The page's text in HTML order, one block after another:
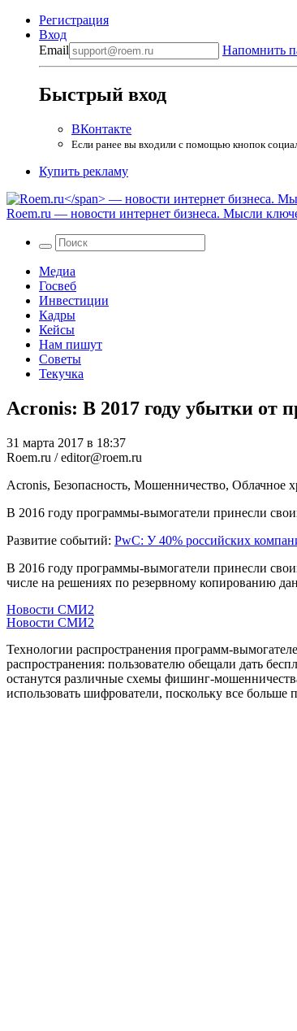
Регистрация
Вход
Email
Напомнить
Быстрый вход
ВКонтакте
Если ранее вы входили с помощью кнопок
Купить рекламу
Roem.ru — новости интернет бизнеса. Мысли
Медиа
Госвеб
Инвестиции
Кадры
Кейсы
Нам пишут
Советы
Текучка
Acronis: В 2017 году убытки от
31 марта 2017 в 18:37
Roem.ru / editor@roem.ru
Acronis, Безопасность, Мошенничество, Облачное
В 2016 году программы-вымогатели принесли
Развитие событий: PwC: У 40% российских
В 2016 году программы-вымогатели принесли
числе на решениях по резервному копированию
Новости СМИ2
Новости СМИ2
Технологии распространения программ-
распространения: пользователю обещали дать
останутся различные схемы фишинг-
использовать шифрователи, поскольку все больше